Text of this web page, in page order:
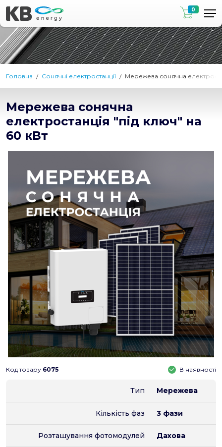
0
Головна Сонячні електростанції Мережева сонячна
Мережева сонячна
електростанція "під ключ" на
60 кВт
Код товару 6075 В наявності
Тип Мережева
Кількість фаз 3 фази
Розташування фотомодулей Дахова